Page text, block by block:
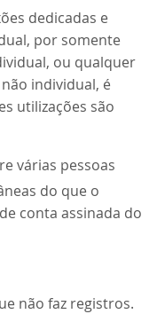
dedicadas e
por somente
ou qualquer
individual, é
utilizações são
várias pessoas
do que o
conta assinada do
não faz registros.